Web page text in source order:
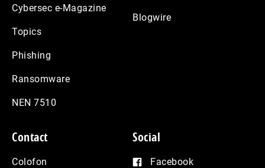
Cybersec e-Magazine
Topics
Phishing
Ransomware
NEN 7510
Blogwire
Contact
Colofon
Social
Facebook